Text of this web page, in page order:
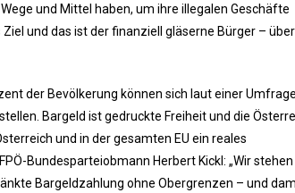
und Mittel haben, um ihre illegalen Geschäfte
und das ist der finanziell gläserne Bürger –
der Bevölkerung können sich laut einer
Bargeld ist gedruckte Freiheit und die
und in der gesamten EU ein reales
Bundesparteiobmann Herbert Kickl: „Wir
Bargeldzahlung ohne Obergrenzen – und